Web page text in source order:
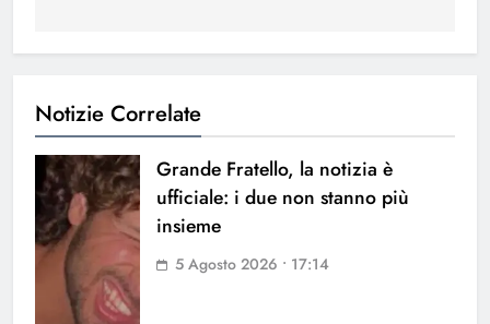
Notizie Correlate
Grande Fratello, la notizia è
ufficiale: i due non stanno più
insieme
5 Agosto 2026 • 17:14